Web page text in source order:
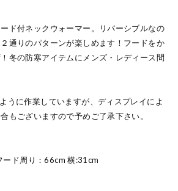
ド付ネックウォーマー。リバーシブルなの
通りのパターンが楽しめます！フードをか
冬の防寒アイテムにメンズ・レディース問
に作業していますが、ディスプレイによ
もございますので予めご了承下さい。
ード周り：66cm 横:31cm